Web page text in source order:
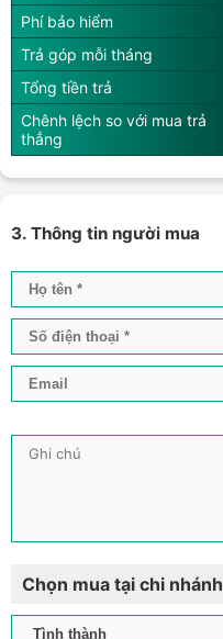
Phí bảo hiểm
Trả góp mỗi tháng
Tổng tiền trả
Chênh lệch so với mua trả
thẳng
3. Thông tin người mua
Chọn mua tại chi nhánh